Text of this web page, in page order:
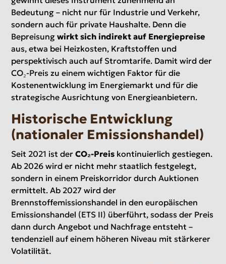
Bedeutung – nicht nur für Industrie und Verkehr,
sondern auch für private Haushalte. Denn die
Bepreisung wirkt sich indirekt auf Energiepreise
aus, etwa bei Heizkosten, Kraftstoffen und
perspektivisch auch auf Stromtarife. Damit wird der
CO₂-Preis zu einem wichtigen Faktor für die
Kostenentwicklung im Energiemarkt und für die
strategische Ausrichtung von Energieanbietern.
Historische Entwicklung
(nationaler Emissionshandel)
Seit 2021 ist derCO₂-Preis kontinuierlich gestiegen.
Ab 2026 wird er nicht mehr staatlich festgelegt,
sondern in einem Preiskorridor durch Auktionen
ermittelt. Ab 2027 wird der
Brennstoffemissionshandel in den europäischen
Emissionshandel (ETS II) überführt, sodass der Preis
dann durch Angebot und Nachfrage entsteht –
tendenziell auf einem höheren Niveau mit stärkerer
Volatilität.